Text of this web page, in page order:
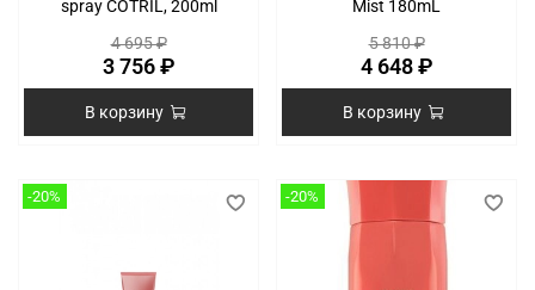
spray COTRIL, 200ml
4 695 ₽
3 756 ₽
В корзину
Mist 180mL
5 810 ₽
4 648 ₽
В корзину
-20% -20%